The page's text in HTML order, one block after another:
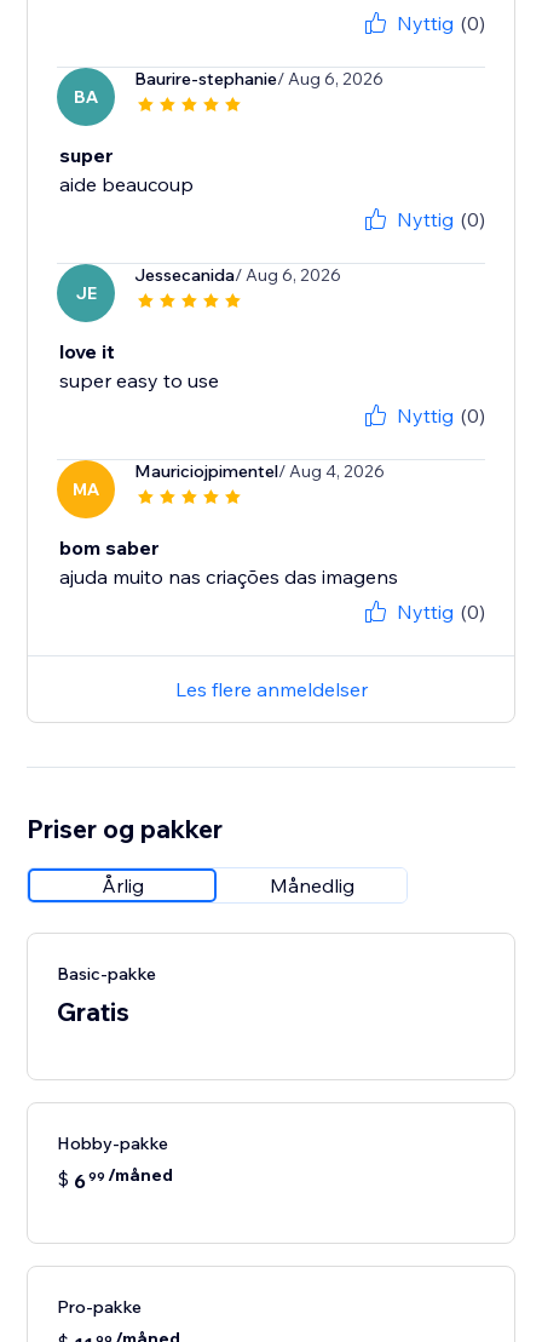
Nyttig (0)
BA
Baurire-stephanie/ Aug 6, 2026
super
aide beaucoup
Nyttig (0)
JE
Jessecanida/ Aug 6, 2026
love it
Nyttig (0)
MA
Mauriciojpimentel/ Aug 4, 2026
bom saber
Nyttig (0)
Les flere anmeldelser
Priser og pakker
Årlig Månedlig
Basic-pakke
Gratis
Hobby-pakke
$ 699 /måned
Pro-pakke